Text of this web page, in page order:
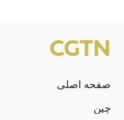
صفحه اصلی
چین